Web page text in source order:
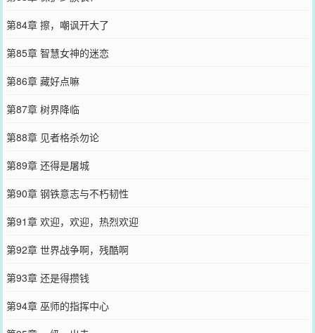
第84章 擦，嘲讽开大了
第85章 智慧女神的迷恋
第86章 藏好点嘛
第87章 树界降临
第88章 见者格杀勿论
第89章 还得是屠城
第90章 钢铁意志与不朽韧性
第91章 欢迎，欢迎，热烈欢迎
第92章 世界战争啊，残酷啊
第93章 还是得攒钱
第94章 巫师的指挥中心